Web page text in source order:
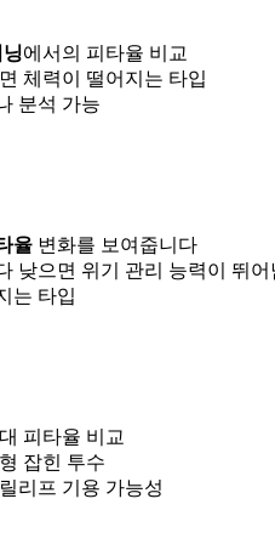
에서의 피타율 비교
체력이 떨어지는 타입
분석 가능
율 변화를 보여줍니다
낮으면 위기 관리 능력이 뛰어
는 타입
피타율 비교
잡힌 투수
리프 기용 가능성